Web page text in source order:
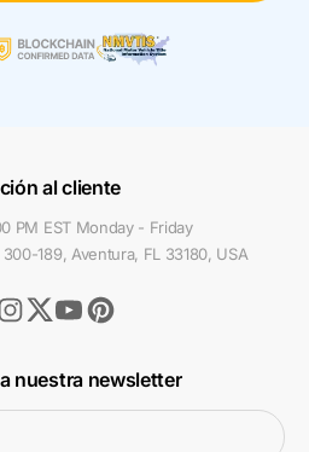
al cliente
PM EST Monday - Friday
189, Aventura, FL 33180, USA
TwitterYoutubePinterest
nuestra newsletter